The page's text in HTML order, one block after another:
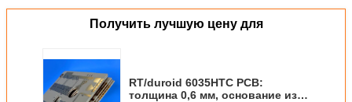
Получить лучшую цену для
RT/duroid 6035HTC PCB:
толщина 0,6 мм, основание из